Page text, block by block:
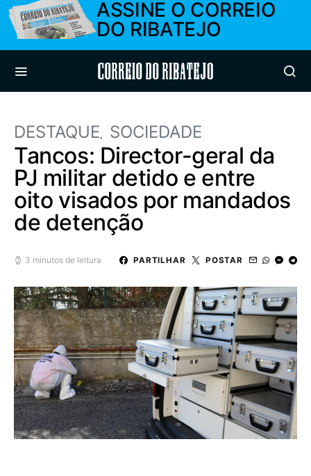
ASSINE O CORREIO
DO RIBATEJO
Correio do Ribatejo
DESTAQUE SOCIEDADE
Tancos: Director-geral da
PJ militar detido e entre
oito visados por mandados
de detenção
3 minutos de leitura PARTILHAR POSTAR